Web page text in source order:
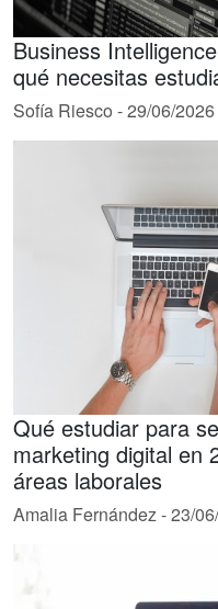
Business
qué necesitas
Sofía Riesco -29/06/2026
Qué estudiar para
marketing digital en
áreas laborales
Amalia Fernández-23/